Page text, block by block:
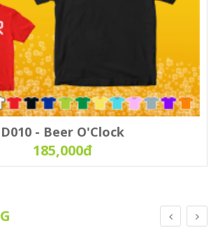
D010 - Beer O'Clock
185,000đ